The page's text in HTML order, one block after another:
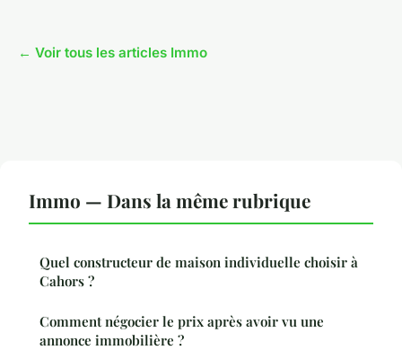
← Voir tous les articles Immo
Immo — Dans la même rubrique
Quel constructeur de maison individuelle choisir à
Cahors ?
Comment négocier le prix après avoir vu une
annonce immobilière ?